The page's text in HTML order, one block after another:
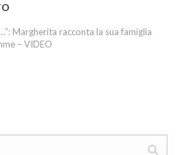
Margherita racconta la sua famiglia
– VIDEO